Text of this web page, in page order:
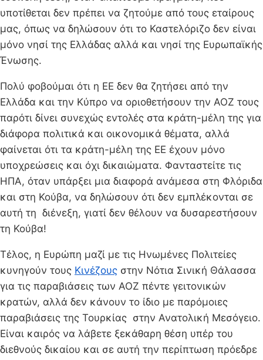
υποτίθεται δεν πρέπει να ζητούμε από τους εταίρους
μας, όπως να δηλώσουν ότι το Καστελόριζο δεν είναι
μόνο νησί της Ελλάδας αλλά και νησί της Ευρωπαϊκής
Ένωσης.
Πολύ φοβούμαι ότι η ΕΕ δεν θα ζητήσει από την
Ελλάδα και την Κύπρο να οριοθετήσουν την ΑΟΖ τους
παρότι δίνει συνεχώς εντολές στα κράτη-μέλη της για
διάφορα πολιτικά και οικονομικά θέματα, αλλά
φαίνεται ότι τα κράτη-μέλη της ΕΕ έχουν μόνο
υποχρεώσεις και όχι δικαιώματα. Φανταστείτε τις
ΗΠΑ, όταν υπάρξει μια διαφορά ανάμεσα στη Φλόριδα
και στη Κούβα, να δηλώσουν ότι δεν εμπλέκονται σε
αυτή τη διένεξη, γιατί δεν θέλουν να δυσαρεστήσουν
τη Κούβα!
Τέλος, η Ευρώπη μαζί με τις Ηνωμένες Πολιτείες
κυνηγούν τους Κινέζους στην Νότια Σινική Θάλασσα
για τις παραβιάσεις των ΑΟΖ πέντε γειτονικών
κρατών, αλλά δεν κάνουν το ίδιο με παρόμοιες
παραβιάσεις της Τουρκίας στην Ανατολική Μεσόγειο.
Είναι καιρός να λάβετε ξεκάθαρη θέση υπέρ του
διεθνούς δικαίου και σε αυτή την περίπτωση πρόεδρε